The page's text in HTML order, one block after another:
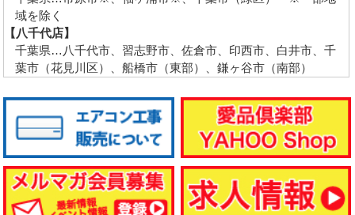
域を除く
【八千代店】
千葉県…八千代市、習志野市、佐倉市、印西市、白井市、千
葉市（花見川区）、船橋市（東部）、鎌ヶ谷市（南部）